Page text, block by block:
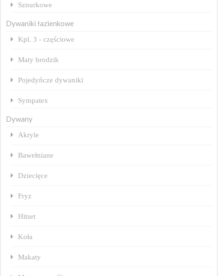
Sznurkowe
Dywaniki łazienkowe
Kpl. 3 - częściowe
Maty brodzik
Pojedyńcze dywaniki
Sympatex
Dywany
Akryle
Bawełniane
Dziecięce
Fryz
Hitset
Koła
Makaty